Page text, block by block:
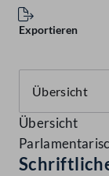
Exportieren
Übersicht